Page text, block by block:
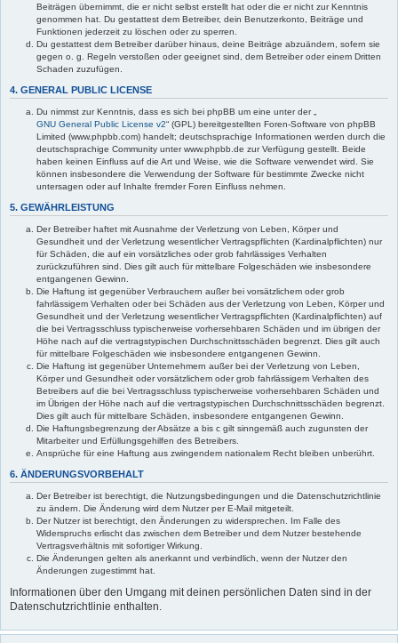
Beiträgen übernimmt, die er nicht selbst erstellt hat oder die er nicht zur Kenntnis
genommen hat. Du gestattest dem Betreiber, dein Benutzerkonto, Beiträge und
Funktionen jederzeit zu löschen oder zu sperren.
Du gestattest dem Betreiber darüber hinaus, deine Beiträge abzuändern, sofern sie
gegen o. g. Regeln verstoßen oder geeignet sind, dem Betreiber oder einem Dritten
Schaden zuzufügen.
4. GENERAL PUBLIC LICENSE
Du nimmst zur Kenntnis, dass es sich bei phpBB um eine unter der „
GNU General Public License v2“ (GPL) bereitgestellten Foren-Software von phpBB
Limited (www.phpbb.com) handelt; deutschsprachige Informationen werden durch die
deutschsprachige Community unter www.phpbb.de zur Verfügung gestellt. Beide
haben keinen Einfluss auf die Art und Weise, wie die Software verwendet wird. Sie
können insbesondere die Verwendung der Software für bestimmte Zwecke nicht
untersagen oder auf Inhalte fremder Foren Einfluss nehmen.
5. GEWÄHRLEISTUNG
Der Betreiber haftet mit Ausnahme der Verletzung von Leben, Körper und
Gesundheit und der Verletzung wesentlicher Vertragspflichten (Kardinalpflichten) nur
für Schäden, die auf ein vorsätzliches oder grob fahrlässiges Verhalten
zurückzuführen sind. Dies gilt auch für mittelbare Folgeschäden wie insbesondere
entgangenen Gewinn.
Die Haftung ist gegenüber Verbrauchern außer bei vorsätzlichem oder grob
fahrlässigem Verhalten oder bei Schäden aus der Verletzung von Leben, Körper und
Gesundheit und der Verletzung wesentlicher Vertragspflichten (Kardinalpflichten) auf
die bei Vertragsschluss typischerweise vorhersehbaren Schäden und im übrigen der
Höhe nach auf die vertragstypischen Durchschnittsschäden begrenzt. Dies gilt auch
für mittelbare Folgeschäden wie insbesondere entgangenen Gewinn.
Die Haftung ist gegenüber Unternehmern außer bei der Verletzung von Leben,
Körper und Gesundheit oder vorsätzlichem oder grob fahrlässigem Verhalten des
Betreibers auf die bei Vertragsschluss typischerweise vorhersehbaren Schäden und
im Übrigen der Höhe nach auf die vertragstypischen Durchschnittsschäden begrenzt.
Dies gilt auch für mittelbare Schäden, insbesondere entgangenen Gewinn.
Die Haftungsbegrenzung der Absätze a bis c gilt sinngemäß auch zugunsten der
Mitarbeiter und Erfüllungsgehilfen des Betreibers.
Ansprüche für eine Haftung aus zwingendem nationalem Recht bleiben unberührt.
6. ÄNDERUNGSVORBEHALT
Der Betreiber ist berechtigt, die Nutzungsbedingungen und die Datenschutzrichtlinie
zu ändern. Die Änderung wird dem Nutzer per E-Mail mitgeteilt.
Der Nutzer ist berechtigt, den Änderungen zu widersprechen. Im Falle des
Widerspruchs erlischt das zwischen dem Betreiber und dem Nutzer bestehende
Vertragsverhältnis mit sofortiger Wirkung.
Die Änderungen gelten als anerkannt und verbindlich, wenn der Nutzer den
Änderungen zugestimmt hat.
Informationen über den Umgang mit deinen persönlichen Daten sind in der
Datenschutzrichtlinie enthalten.